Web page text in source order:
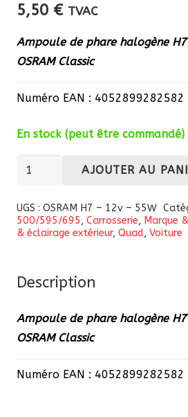
5,50 € TVAC
Ampoule de phare halogène
OSRAM Classic
Numéro EAN : 4052899282582
En stock (peut être commandé)
quantité
Ampoule
de
H7
12v
–
|
AJOUTER AU
UGS : OSRAM H7 – 12v – 55W
500/595/695, Carrosserie, Marque
& éclairage extérieur, Quad, Voiture
Description
Ampoule de phare halogène
OSRAM Classic
Numéro EAN : 4052899282582